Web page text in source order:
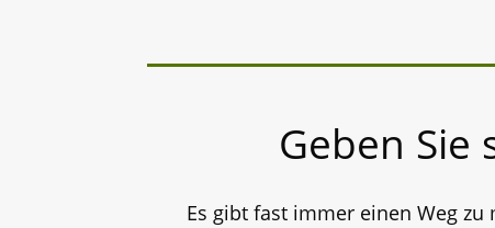
Geben
Es gibt fast immer einen Weg